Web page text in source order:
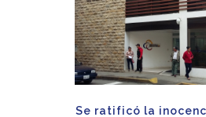
Se ratificó la